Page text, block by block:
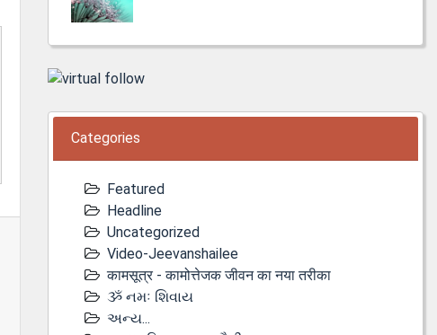
Categories
Featured
Headline
Uncategorized
Video-Jeevanshailee
कामसूत्र - कामोत्तेजक जीवन का नया तरीका
ૐ નમઃ શિવાય
અન્ય...